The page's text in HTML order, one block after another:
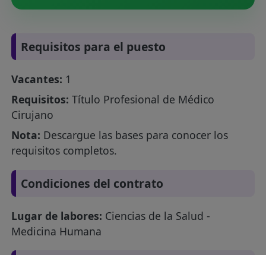
Requisitos para el puesto
Vacantes: 1
Requisitos: Título Profesional de Médico
Cirujano
Nota: Descargue las bases para conocer los
requisitos completos.
Condiciones del contrato
Lugar de labores: Ciencias de la Salud -
Medicina Humana